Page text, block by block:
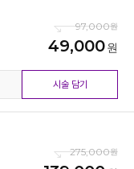
97,000
49,000
시술 담기
275,000